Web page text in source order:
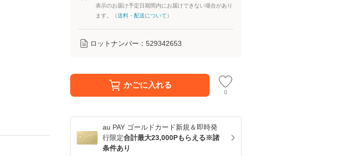
表示のお届け予定日期間内にお届けできない場合があり
ます。（送料・配送について ）
ロットナンバー： 529342653
かごに入れる
0
au PAY ゴールドカード新規＆即時発
行限定合計最大23,000Pもらえる※諸
条件あり